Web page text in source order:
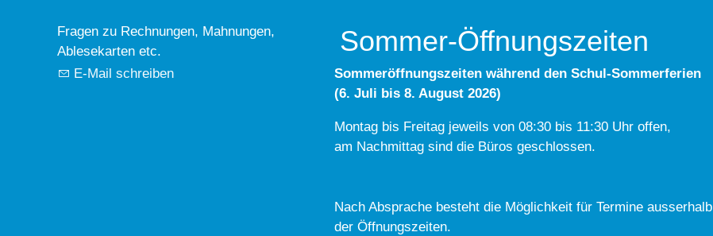
Fragen zu Rechnungen, Mahnungen,
Ablesekarten etc.
E-Mail schreiben
Sommer-Öffnungszeiten
Sommeröffnungszeiten während den Schul-Sommerferien
(6. Juli bis 8. August 2026)
Montag bis Freitag jeweils von 08:30 bis 11:30 Uhr offen,
am Nachmittag sind die Büros geschlossen.
Nach Absprache besteht die Möglichkeit für Termine ausserhalb
der Öffnungszeiten.